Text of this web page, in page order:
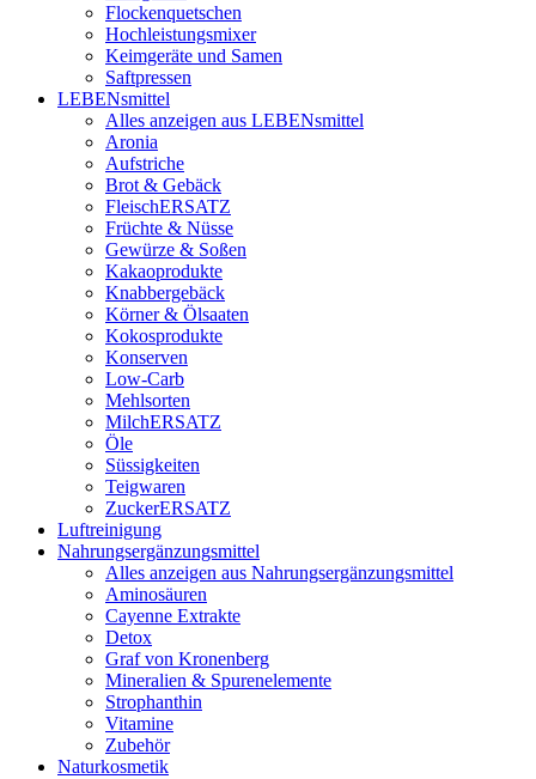
Flockenquetschen
Hochleistungsmixer
Keimgeräte und Samen
Saftpressen
LEBENsmittel
Alles anzeigen aus LEBENsmittel
Aronia
Aufstriche
Brot & Gebäck
FleischERSATZ
Früchte & Nüsse
Gewürze & Soßen
Kakaoprodukte
Knabbergebäck
Körner & Ölsaaten
Kokosprodukte
Konserven
Low-Carb
Mehlsorten
MilchERSATZ
Öle
Süssigkeiten
Teigwaren
ZuckerERSATZ
Luftreinigung
Nahrungsergänzungsmittel
Alles anzeigen aus Nahrungsergänzungsmittel
Aminosäuren
Cayenne Extrakte
Detox
Graf von Kronenberg
Mineralien & Spurenelemente
Strophanthin
Vitamine
Zubehör
Naturkosmetik